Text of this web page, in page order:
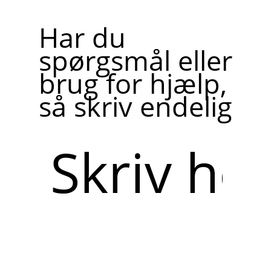
Har du
spørgsmål eller
brug for hjælp,
så skriv endelig
her